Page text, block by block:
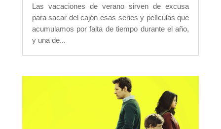
Las vacaciones de verano sirven de excusa
para sacar del cajón esas series y películas que
acumulamos por falta de tiempo durante el año,
y una de...